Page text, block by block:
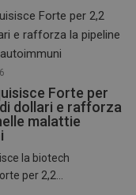
Forte per
dollari e rafforza
malattie
la biotech
per 2,2...
.youtube.com
YouTube